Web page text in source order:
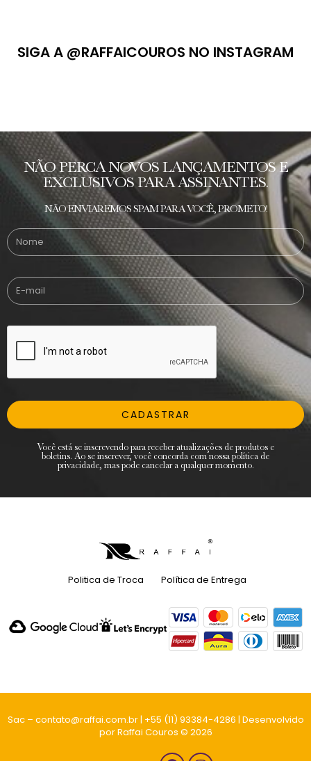
SIGA A @RAFFAICOUROS NO INSTAGRAM
NÃO PERCA NOVOS LANÇAMENTOS E
EXCLUSIVOS PARA ASSINANTES.
NÃO ENVIAREMOS SPAM PARA VOCÊ, PROMETO!
CADASTRAR
Você está se inscrevendo para receber atualizações de produtos e
boletins. Ao se inscrever, você concorda com nossa política de
privacidade, mas pode cancelar a qualquer momento.
Politica de Troca Política de Entrega
Sac – contato@raffai.com.br | +55 (11) 93384-4286 | Desenvolvido
por Raffai Couros © 2026